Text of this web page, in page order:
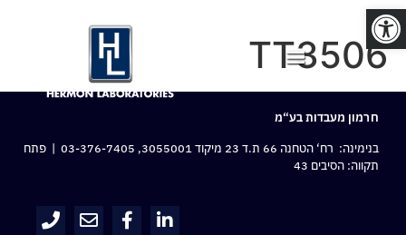
פתח סרגל נגישות
TT3506
חרמון מעבדות בע“מ
בנימינה: רח‘ הטחנה 66 ת.ד 23 מיקוד 3055001,
03-376-7405 | פתח
תקווה: הסיבים 43